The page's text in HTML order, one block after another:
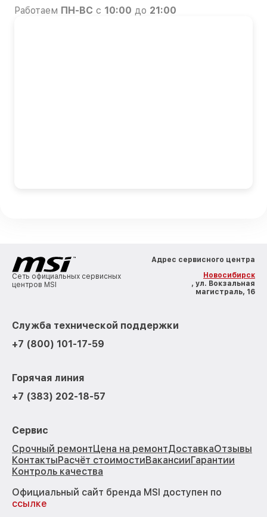
Работаем ПН-ВС с 10:00 до 21:00
Сеть официальных сервисных
центров MSI
Адрес сервисного центра
Новосибирск
, ул. Вокзальная
магистраль, 16
Служба технической поддержки
+7 (800) 101-17-59
Горячая линия
+7 (383) 202-18-57
Сервис
Срочный ремонтЦена на ремонтДоставкаОтзывы
КонтактыРасчёт стоимостиВакансииГарантии
Контроль качества
Официальный сайт бренда MSI доступен по
ссылке